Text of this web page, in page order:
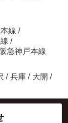
線 /
/
阪急神戸本線
/ 兵庫 / 大開 /